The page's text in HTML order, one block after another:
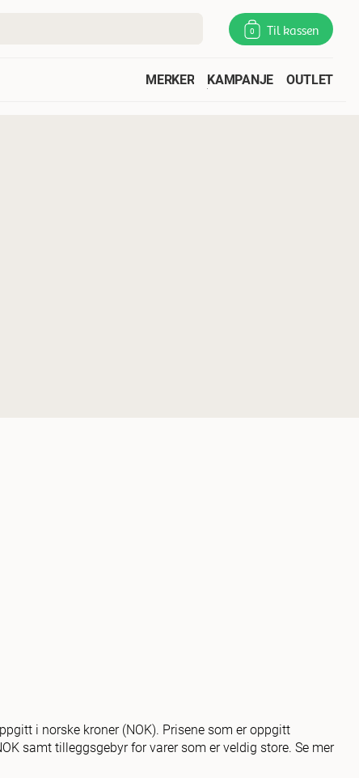
0 Til kassen
MERKER KAMPANJE OUTLET
i norske kroner (NOK). Prisene som er oppgitt
samt tilleggsgebyr for varer som er veldig store. Se mer